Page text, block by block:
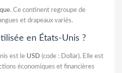
. Ce continent regroupe de
et drapeaux variés.
en États-Unis ?
est le USD (code : Dollar). Elle est
économiques et financières